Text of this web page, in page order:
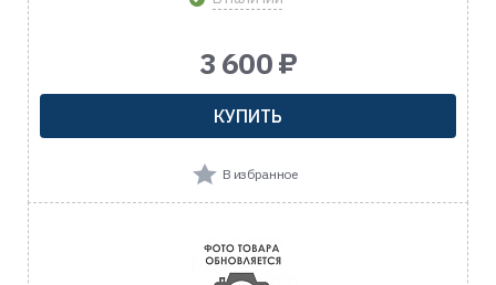
3 600 ₽
КУПИТЬ
В избранное